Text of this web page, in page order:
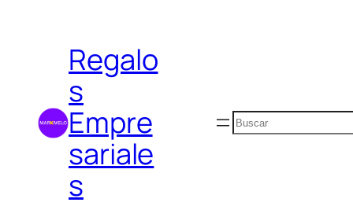
contenidoRegalo
s
Empre
sariale
s
Buscar